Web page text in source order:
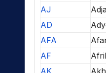
AJ
AD
AFA
AF